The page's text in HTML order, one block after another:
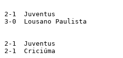
1  Juventus
0  Lousano Paulista
2-1  Juventus
1  Criciúma